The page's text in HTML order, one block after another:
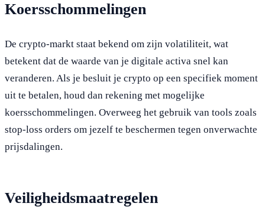
Koersschommelingen
De crypto-markt staat bekend om zijn volatiliteit, wat
betekent dat de waarde van je digitale activa snel kan
veranderen. Als je besluit je crypto op een specifiek moment
uit te betalen, houd dan rekening met mogelijke
koersschommelingen. Overweeg het gebruik van tools zoals
stop-loss orders om jezelf te beschermen tegen onverwachte
prijsdalingen.
Veiligheidsmaatregelen